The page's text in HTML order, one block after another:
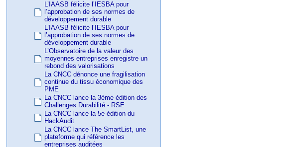
L’IAASB félicite l’IESBA pour
l’approbation de ses normes de
développement durable
L’IAASB félicite l’IESBA pour
l’approbation de ses normes de
développement durable
L’Observatoire de la valeur des
moyennes entreprises enregistre un
rebond des valorisations
La CNCC dénonce une fragilisation
continue du tissu économique des
PME
La CNCC lance la 3ème édition des
Challenges Durabilité - RSE
La CNCC lance la 5e édition du
HackAudit
La CNCC lance The SmartList, une
plateforme qui référence les
entreprises auditées